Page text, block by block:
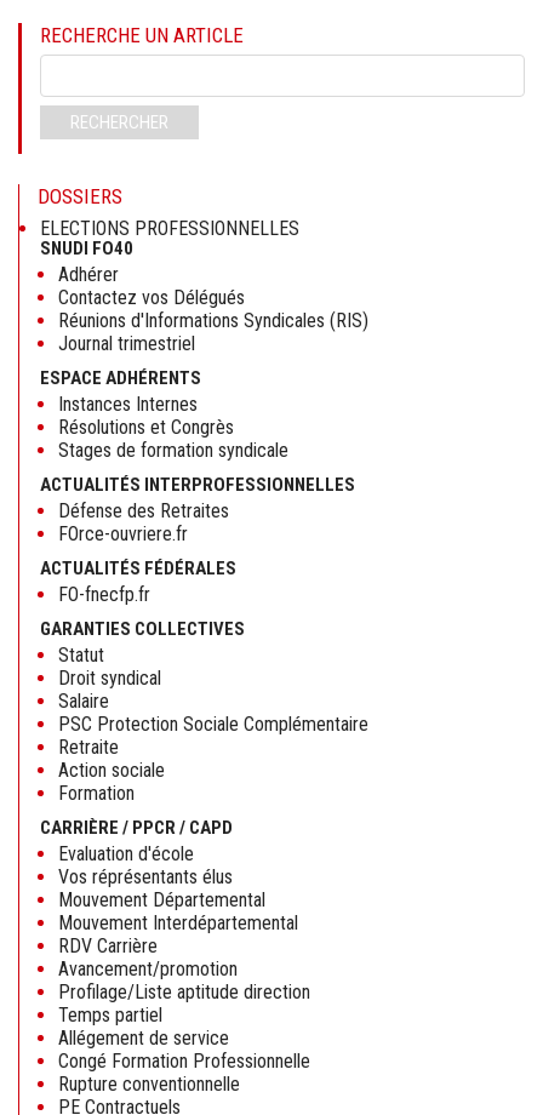
RECHERCHE UN ARTICLE
clés
RECHERCHER
DOSSIERS
ELECTIONS PROFESSIONNELLES
SNUDI FO40
Adhérer
Contactez vos Délégués
Réunions d'Informations Syndicales (RIS)
Journal trimestriel
ESPACE ADHÉRENTS
Instances Internes
Résolutions et Congrès
Stages de formation syndicale
ACTUALITÉS INTERPROFESSIONNELLES
Défense des Retraites
FOrce-ouvriere.fr
ACTUALITÉS FÉDÉRALES
FO-fnecfp.fr
GARANTIES COLLECTIVES
Statut
Droit syndical
Salaire
PSC Protection Sociale Complémentaire
Retraite
Action sociale
Formation
CARRIÈRE / PPCR / CAPD
Evaluation d'école
Vos réprésentants élus
Mouvement Départemental
Mouvement Interdépartemental
RDV Carrière
Avancement/promotion
Profilage/Liste aptitude direction
Temps partiel
Allégement de service
Congé Formation Professionnelle
Rupture conventionnelle
PE Contractuels